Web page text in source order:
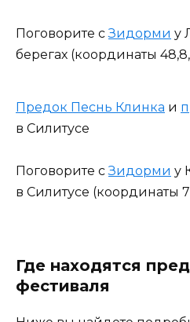
Поговорите сЗидорми у
берегах (координаты
Предок Песнь Клинка и
в Силитусе
Поговорите сЗидорми у
в Силитусе (координаты
Где находятся
фестиваля